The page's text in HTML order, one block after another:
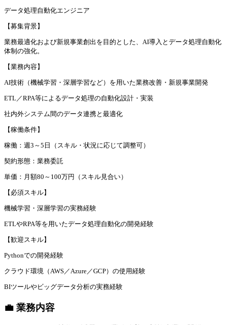
データ処理自動化エンジニア
【募集背景】
業務最適化および新規事業創出を目的とした、AI導入とデータ処理自動化
体制の強化。
【業務内容】
AI技術（機械学習・深層学習など）を用いた業務改善・新規事業開発
ETL／RPA等によるデータ処理の自動化設計・実装
社内外システム間のデータ連携と最適化
【稼働条件】
稼働：週3～5日（スキル・状況に応じて調整可）
契約形態：業務委託
単価：月額80～100万円（スキル見合い）
【必須スキル】
機械学習・深層学習の実務経験
ETLやRPA等を用いたデータ処理自動化の開発経験
【歓迎スキル】
Pythonでの開発経験
クラウド環境（AWS／Azure／GCP）の使用経験
BIツールやビッグデータ分析の実務経験
💼 業務内容